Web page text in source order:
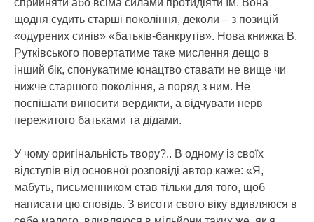
сприйняти або всіма силами протидіяти їм. Вона
щодня судить старші покоління, деколи – з позицій
«одурених синів» «батьків-банкрутів». Нова книжка В.
Рутківського повертатиме таке мислення дещо в
інший бік, спонукатиме юнацтво ставати не вище чи
нижче старшого покоління, а поряд з ним. Не
поспішати виносити вердикти, а відчувати нерв
пережитого батьками та дідами.
У чому оригінальність твору?.. В одному із своїх
відступів від основної розповіді автор каже: «Я,
мабуть, письменником став тільки для того, щоб
написати цю сповідь. З висоти свого віку вдивляюся в